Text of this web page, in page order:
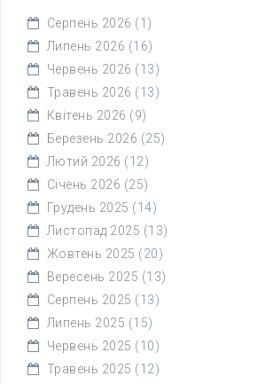
Серпень 2026 (1)
Липень 2026 (16)
Червень 2026 (13)
Травень 2026 (13)
Квітень 2026 (9)
Березень 2026 (25)
Лютий 2026 (12)
Січень 2026 (25)
Грудень 2025 (14)
Листопад 2025 (13)
Жовтень 2025 (20)
Вересень 2025 (13)
Серпень 2025 (13)
Липень 2025 (15)
Червень 2025 (10)
Травень 2025 (12)